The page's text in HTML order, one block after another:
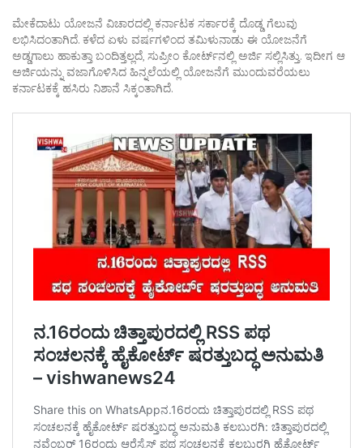
ಮೇಕೆದಾಟು ಯೋಜನೆ ವಿಚಾರದಲ್ಲಿ ಕರ್ನಾಟಕ ಸರ್ಕಾರಕ್ಕೆ ದೊಡ್ಡ ಗೆಲುವು
ಲಭಿಸಿದಂತಾಗಿದೆ. ಕಳೆದ ಏಳು ವರ್ಷಗಳಿಂದ ತಮಿಳುನಾಡು ಈ ಯೋಜನೆಗೆ
ಅಡ್ಡಗಾಲು ಹಾಕುತ್ತಾ ಬಂದಿತ್ತಲ್ಲದೆ, ಸುಪ್ರೀಂ ಕೋರ್ಟ್‌ನಲ್ಲಿ ಅರ್ಜಿ ಸಲ್ಲಿಸಿತ್ತು. ಇದೀಗ ಆ
ಅರ್ಜಿಯನ್ನು ವಜಾಗೊಳಿಸಿದ ಹಿನ್ನಲೆಯಲ್ಲಿ ಯೋಜನೆಗೆ ಮುಂದುವರೆಯಲು
ಕರ್ನಾಟಕಕ್ಕೆ ಹಸಿರು ನಿಶಾನೆ ಸಿಕ್ಕಂತಾಗಿದೆ.